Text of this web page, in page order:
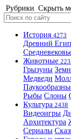
Рубрики Скрыть
История 4273
Древний
Животные
Грызуны
Медведи
Рыбы Слоны
Культура 2438
Видеоигры
Архитектура
Сериалы